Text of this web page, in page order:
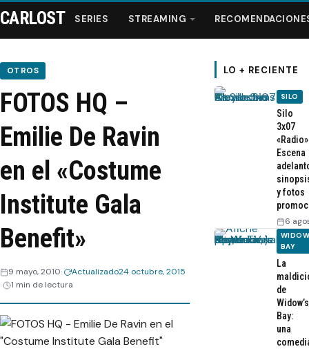
Series
Streaming
Recomendaciones
CARLOST SERIES STREAMING
OTROS
FOTOS HQ –
Emilie De Ravin
en el «Costume
Institute Gala
Benefit»
9 mayo, 2010 Actualizado24 octubre, 2015
1 min de lectura
LO + RECIENTE
SILO
Silo
3x07
Escena
y fotos
6
BAY
La
de
Widow’s
Bay:
una